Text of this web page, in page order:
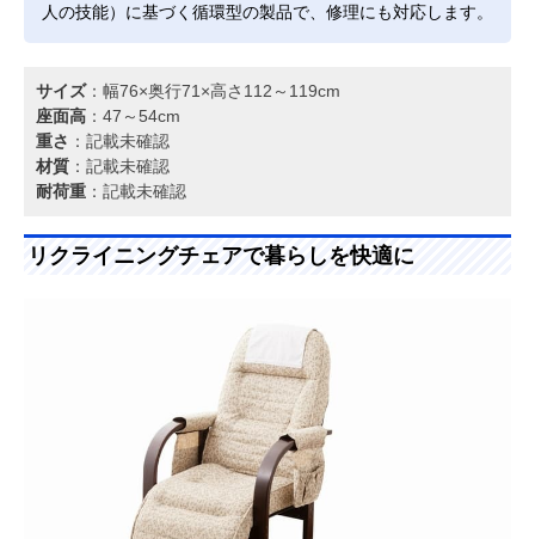
人の技能）に基づく循環型の製品で、修理にも対応します。
サイズ：幅76×奥行71×高さ112～119cm
座面高 ：47～54cm
重さ ：記載未確認
材質 ：記載未確認
耐荷重 ：記載未確認
リクライニングチェアで暮らしを快適に